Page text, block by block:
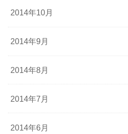
2014年10月
2014年9月
2014年8月
2014年7月
2014年6月